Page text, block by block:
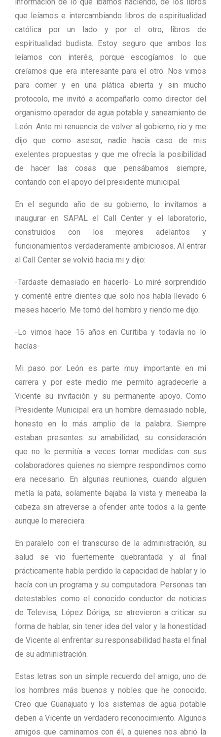
que leíamos e intercambiando libros de espiritualidad
católica por un lado y por el otro, libros de
espiritualidad budista. Estoy seguro que ambos los
leíamos con interés, porque escogíamos lo que
creíamos que era interesante para el otro. Nos vimos
para comer y en una plática abierta y sin mucho
protocolo, me invitó a acompañarlo como director del
organismo operador de agua potable y saneamiento de
León. Ante mi renuencia de volver al gobierno, rio y me
dijo que como asesor, nadie hacía caso de mis
exelentes propuestas y que me ofrecía la posibilidad
de hacer las cosas que pensábamos siempre,
contando con el apoyo del presidente municipal.
En el segundo año de su gobierno, lo invitamos a
inaugurar en SAPAL el Call Center y el laboratorio,
construidos con los mejores adelantos y
funcionamientos verdaderamente ambiciosos. Al entrar
al Call Center se volvió hacia mi y dijo:
-Tardaste demasiado en hacerlo- Lo miré sorprendido
y comenté entre dientes que solo nos había llevado 6
meses hacerlo. Me tomó del hombro y riendo me dijo:
-Lo vimos hace 15 años en Curitiba y todavía no lo
hacías-
Mi paso por León es parte muy importante en mi
carrera y por este medio me permito agradecerle a
Vicente su invitación y su permanente apoyo. Como
Presidente Municipal era un hombre demasiado noble,
honesto en lo más amplio de la palabra. Siempre
estaban presentes su amabilidad, su consideración
que no le permitía a veces tomar medidas con sus
colaboradores quienes no siempre respondimos como
era necesario. En algunas reuniones, cuando alguien
metía la pata, solamente bajaba la vista y meneaba la
cabeza sin atreverse a ofender ante todos a la gente
aunque lo mereciera.
En paralelo con el transcurso de la administración, su
salud se vio fuertemente quebrantada y al final
prácticamente había perdido la capacidad de hablar y lo
hacía con un programa y su computadora. Personas tan
detestables como el conocido conductor de noticias
de Televisa, López Dóriga, se atrevieron a criticar su
forma de hablar, sin tener idea del valor y la honestidad
de Vicente al enfrentar su responsabilidad hasta el final
de su administración.
Estas letras son un simple recuerdo del amigo, uno de
los hombres más buenos y nobles que he conocido.
Creo que Guanajuato y los sistemas de agua potable
deben a Vicente un verdadero reconocimiento. Algunos
amigos que caminamos con él, a quienes nos abrió la